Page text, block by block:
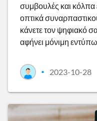
συμβουλές και κόλπα
οπτικά
κάνετε τον ψηφιακό
αφήνει μόνιμη
• 2023-10-28